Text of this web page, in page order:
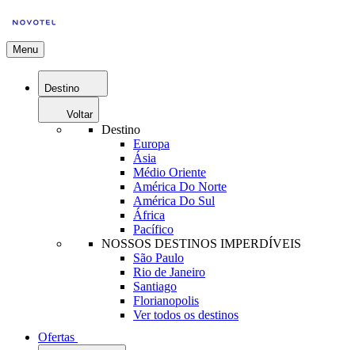
Menu
Destino
Voltar
Destino
Europa
Ásia
Médio Oriente
América Do Norte
América Do Sul
África
Pacífico
NOSSOS DESTINOS IMPERDÍVEIS
São Paulo
Rio de Janeiro
Santiago
Florianopolis
Ver todos os destinos
Ofertas